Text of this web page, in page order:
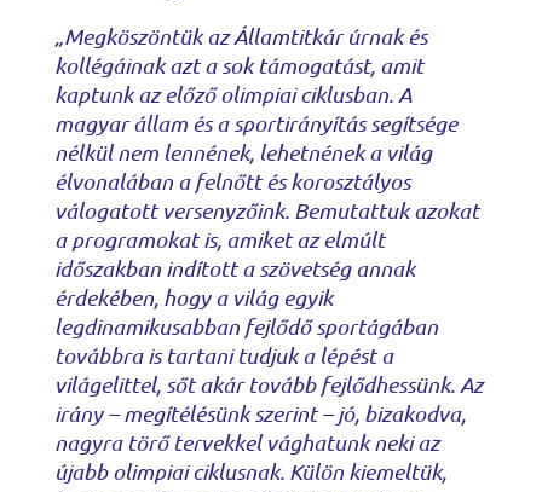
„Megköszöntük az Államtitkár úrnak és
kollégáinak azt a sok támogatást, amit
kaptunk az előző olimpiai ciklusban. A
magyar állam és a sportirányítás segítsége
nélkül nem lennének, lehetnének a világ
élvonalában a felnőtt és korosztályos
válogatott versenyzőink. Bemutattuk azokat
a programokat is, amiket az elmúlt
időszakban indított a szövetség annak
érdekében, hogy a világ egyik
legdinamikusabban fejlődő sportágában
továbbra is tartani tudjuk a lépést a
világelittel, sőt akár tovább fejlődhessünk. Az
irány – megítélésünk szerint – jó, bizakodva,
nagyra törő tervekkel vághatunk neki az
újabb olimpiai ciklusnak. Külön kiemeltük,